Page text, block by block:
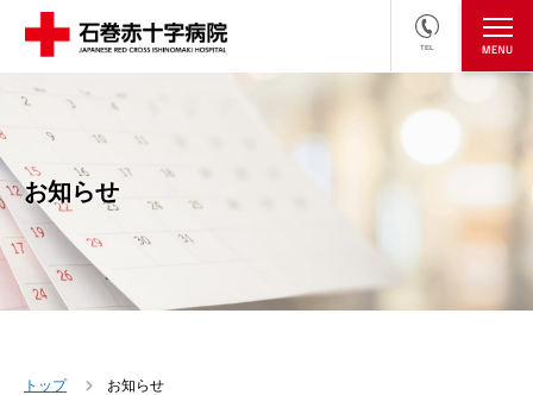
TEL
医療関係者の方
お知らせ
トップ お知らせ